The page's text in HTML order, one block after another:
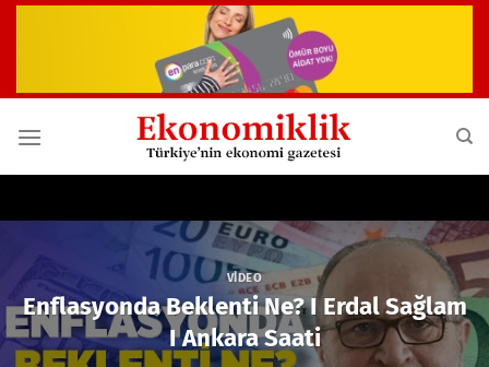
VIDEO
Enflasyonda Beklenti Ne? I Erdal Sağlam
I Ankara Saati